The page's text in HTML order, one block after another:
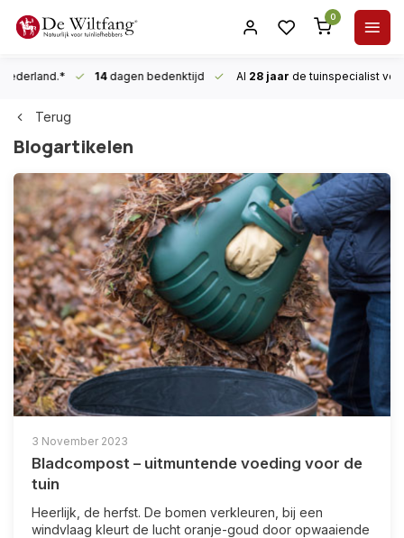
0
14dagen bedenktijd Al 28 jaar de tuinspecialist
Terug
Blogartikelen
3 November 2023
Bladcompost – uitmuntende voeding voor de
tuin
Heerlijk, de herfst. De bomen verkleuren, bij een
windvlaag kleurt de lucht oranje-goud door opwaaiende